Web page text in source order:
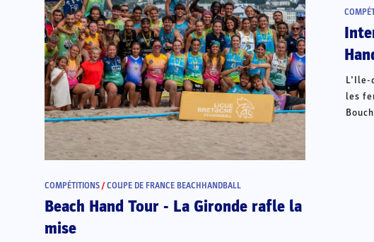
COMPÉTITIONS /COUPE DE FRANCE BEACHHANDBALL
Beach Hand Tour - La Gironde rafle la
mise
les